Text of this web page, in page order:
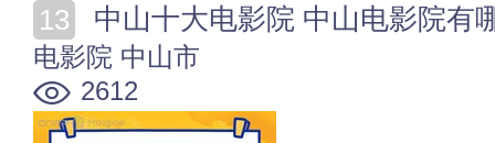
中山十大电影院 中山电影院有
电影院 中山市
2612